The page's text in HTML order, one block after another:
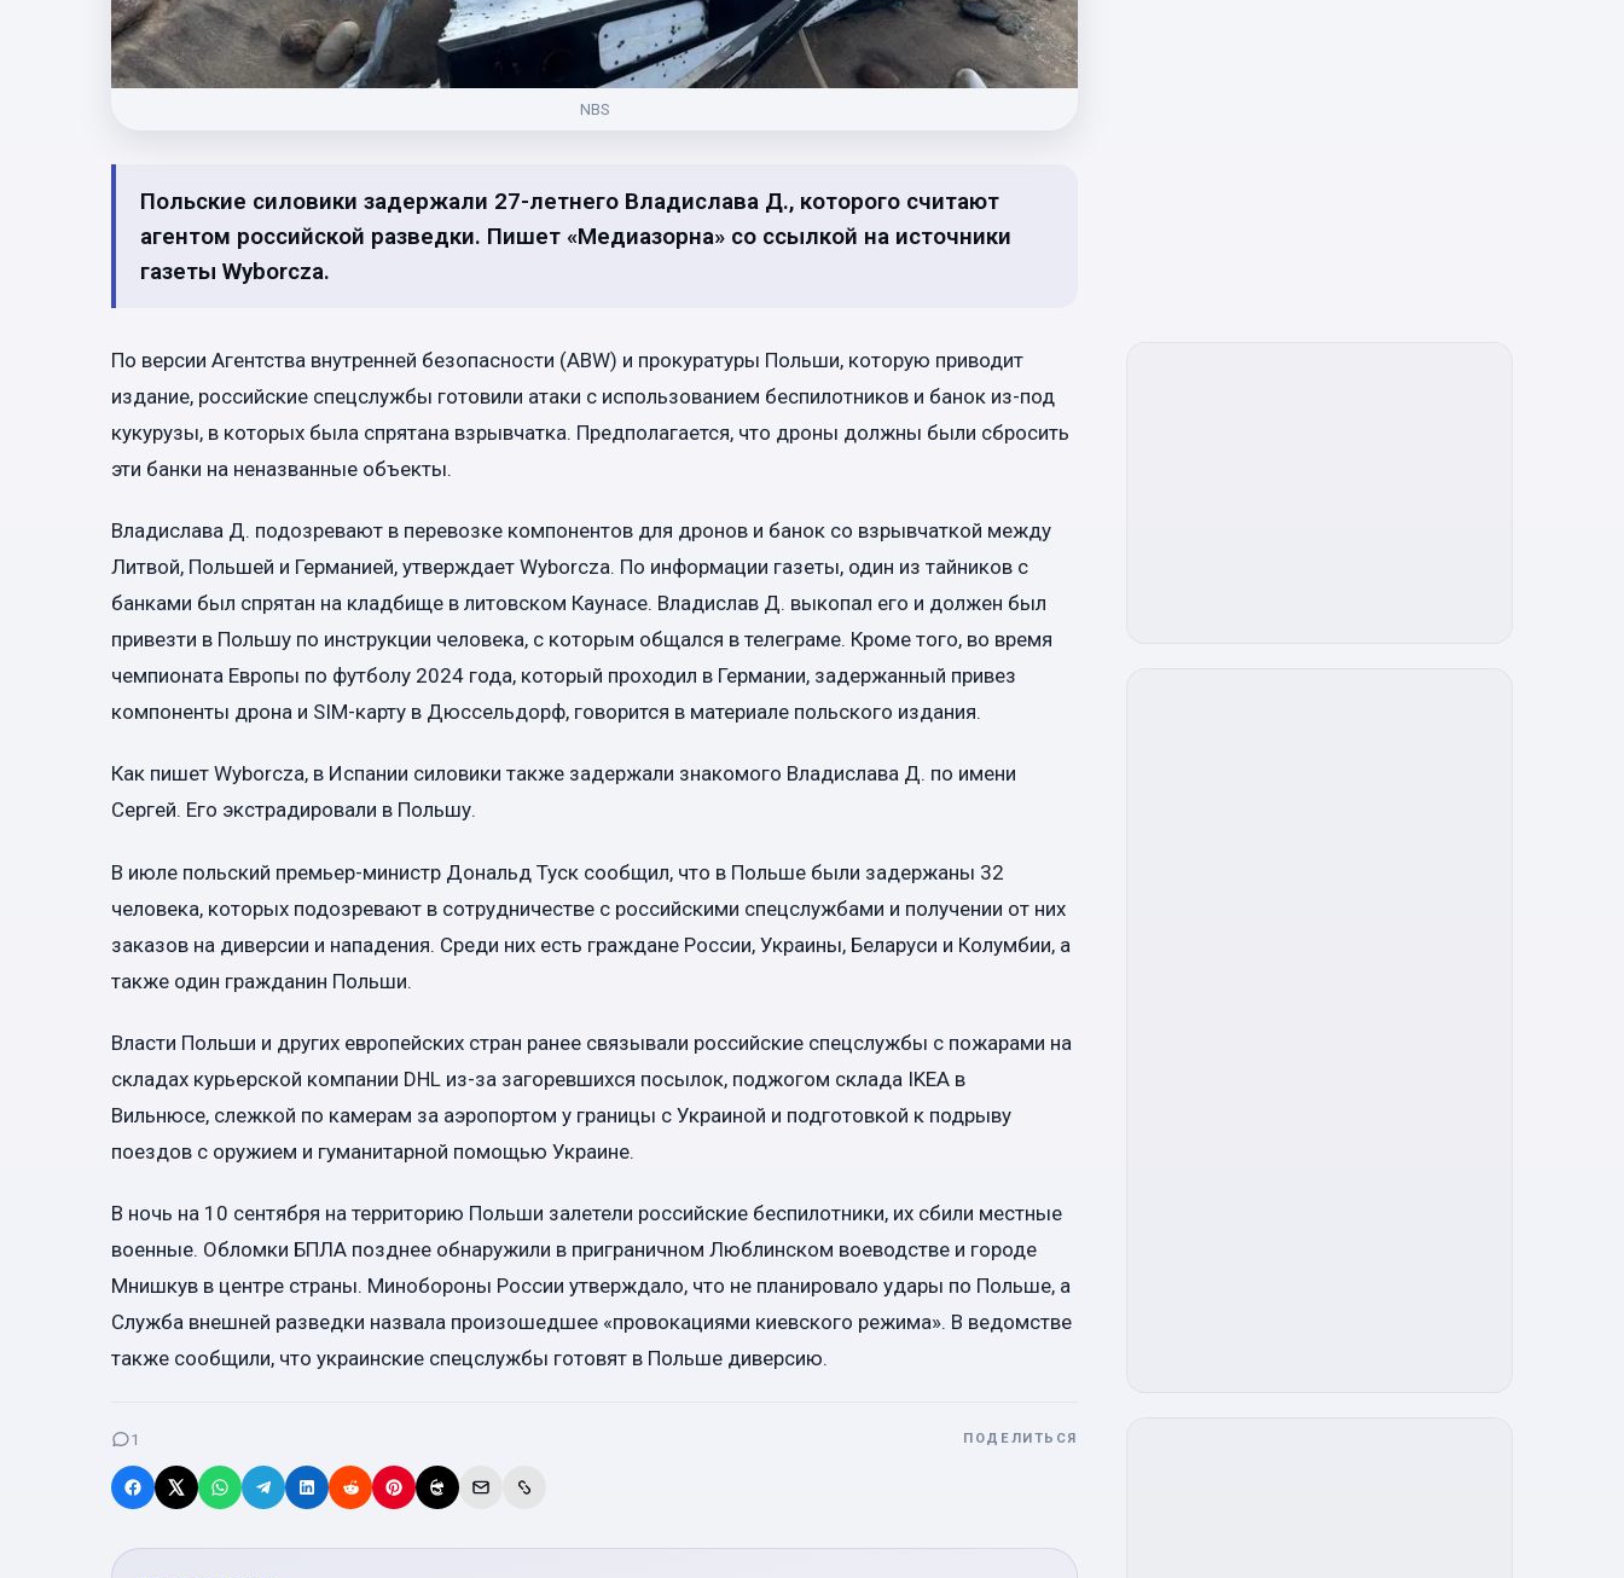
NBS
Польские силовики задержали 27-летнего Владислава Д., которого считают
агентом российской разведки. Пишет «Медиазорна» со ссылкой на источники
газеты Wyborcza.
По версии Агентства внутренней безопасности (ABW) и прокуратуры Польши, которую приводит
издание, российские спецслужбы готовили атаки с использованием беспилотников и банок из-под
кукурузы, в которых была спрятана взрывчатка. Предполагается, что дроны должны были сбросить
эти банки на неназванные объекты.
Владислава Д. подозревают в перевозке компонентов для дронов и банок со взрывчаткой между
Литвой, Польшей и Германией, утверждает Wyborcza. По информации газеты, один из тайников с
банками был спрятан на кладбище в литовском Каунасе. Владислав Д. выкопал его и должен был
привезти в Польшу по инструкции человека, с которым общался в телеграме. Кроме того, во время
чемпионата Европы по футболу 2024 года, который проходил в Германии, задержанный привез
компоненты дрона и SIM-карту в Дюссельдорф, говорится в материале польского издания.
Как пишет Wyborcza, в Испании силовики также задержали знакомого Владислава Д. по имени
Сергей. Его экстрадировали в Польшу.
В июле польский премьер-министр Дональд Туск сообщил, что в Польше были задержаны 32
человека, которых подозревают в сотрудничестве с российскими спецслужбами и получении от них
заказов на диверсии и нападения. Среди них есть граждане России, Украины, Беларуси и Колумбии, а
также один гражданин Польши.
Власти Польши и других европейских стран ранее связывали российские спецслужбы с пожарами на
складах курьерской компании DHL из-за загоревшихся посылок, поджогом склада IKEA в
Вильнюсе, слежкой по камерам за аэропортом у границы с Украиной и подготовкой к подрыву
поездов с оружием и гуманитарной помощью Украине.
В ночь на 10 сентября на территорию Польши залетели российские беспилотники, их сбили местные
военные. Обломки БПЛА позднее обнаружили в приграничном Люблинском воеводстве и городе
Мнишкув в центре страны. Минобороны России утверждало, что не планировало удары по Польше, а
Служба внешней разведки назвала произошедшее «провокациями киевского режима». В ведомстве
также сообщили, что украинские спецслужбы готовят в Польше диверсию.
1 ПОДЕЛИТЬСЯ